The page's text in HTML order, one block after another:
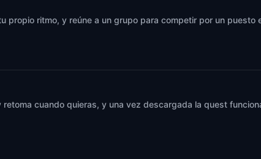
propio ritmo, y reúne a un grupo para competir por un puesto
cuando quieras, y una vez descargada la quest